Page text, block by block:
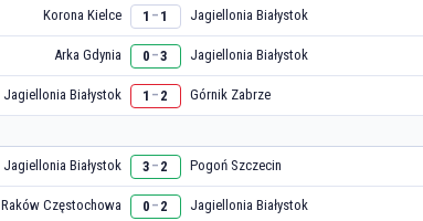
Korona Kielce 1 – 1 Jagiellonia Białystok
Arka Gdynia 0 –3 Jagiellonia Białystok
Jagiellonia Białystok 1 – 2 Górnik Zabrze
Jagiellonia Białystok 3 – 2 Pogoń Szczecin
Raków Częstochowa 0 – 2 Jagiellonia Białystok